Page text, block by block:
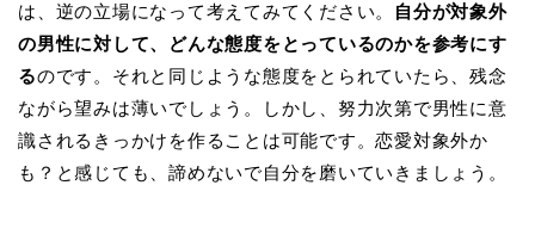
は、逆の立場になって考えてみてください。
自分が対象外
の男性に対して、どんな態度をとっているのかを参考にす
るのです。それと同じような態度をとられていたら、残念
ながら望みは薄いでしょう。しかし、努力次第で男性に意
識されるきっかけを作ることは可能です。恋愛対象外か
も？と感じても、諦めないで自分を磨いていきましょう。